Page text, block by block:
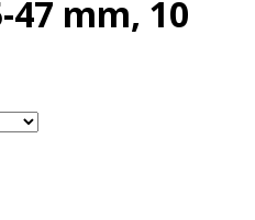
47 mm, 10